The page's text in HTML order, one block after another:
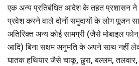
एक अन्य प्रतिबंधित आदेश के तहत प्रशासन ने
प्रवेश करने वाले दोनों समुदायों के लोग पूजन
अतिरिक्त अन्य कोई सामग्री (जैसे मोबाइल
आदि) बिना सक्षम अनुमति के अपने साथ नहीं
घातक हथियार जैसे चाकू, छुरा, बल्लम,